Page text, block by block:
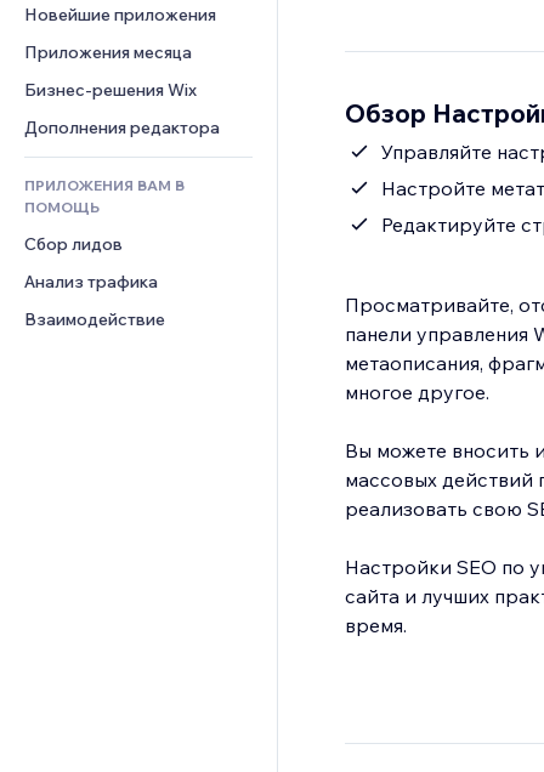
Складские услуги
Еда и напитки
PDF
Обмен файлами
Новости
Баннеры и значки
Калькуляторы
Погода
Графики и таблицы
Чат
Комментарии
Телефон
Сообщество
Отзывы и комментарии
Управление отношениями с
клиентом (CRM)
Новейшие приложения
Приложения месяца
Бизнес-решения Wix
Дополнения редактора
ПРИЛОЖЕНИЯ ВАМ В
ПОМОЩЬ
Сбор лидов
Анализ трафика
Взаимодействие
Обзор
Управляйте
Настройте
Редактируйте
Просматривайте,
панели управления Wix. Настройки SEO позволяют настраивать теги
метаописания,
многое другое.
Вы можете вносить
массовых действий
реализовать свою
Настройки SEO по
сайта и лучших
время.